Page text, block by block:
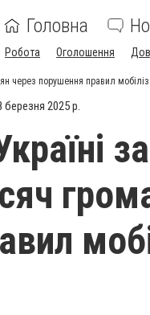
Головна
Робота Оголошення
через порушення правил
березня 2025 р.